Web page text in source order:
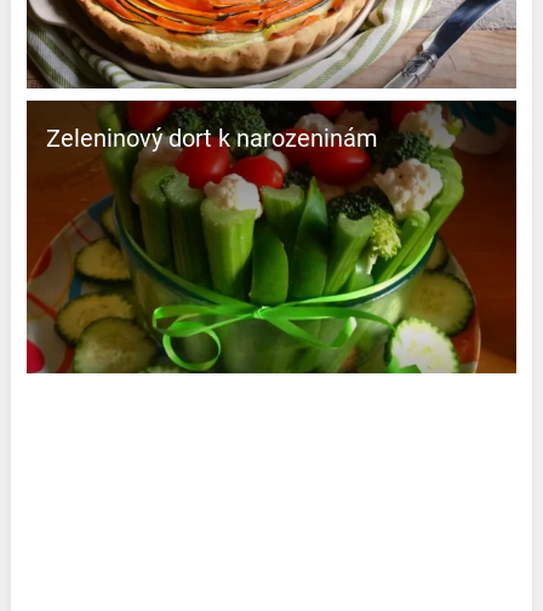
Zeleninový dort k narozeninám